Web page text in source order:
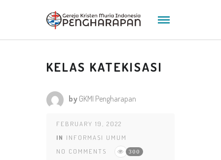
KELAS KATEKISASI
by GKMI Pengharapan
FEBRUARY 19, 2022
IN INFORMASI UMUM
NO COMMENTS
300